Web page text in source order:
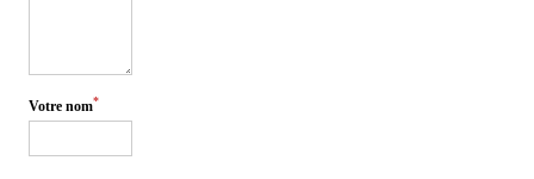
Votre nom*